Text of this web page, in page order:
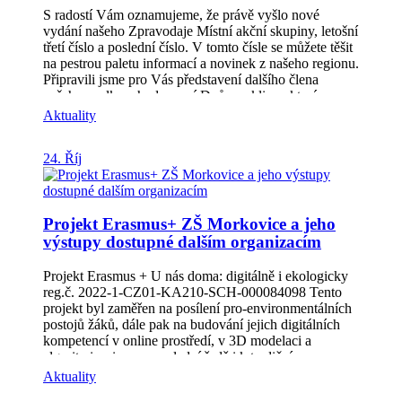
S radostí Vám oznamujeme, že právě vyšlo nové
vydání našeho Zpravodaje Místní akční skupiny, letošní
třetí číslo a poslední číslo. V tomto čísle se můžete těšit
na pestrou paletu informací a novinek z našeho regionu.
Připravili jsme pro Vás představení dalšího člena
našeho spolku, zhodnocení Dnů pro klima, které se
uskutečnily v říjny, shrnutí spousty akcí realizovaných
díky projektu z OPZ+ a informace o plánovaných
zde: Zpravodaj MAS | MAS Hříběcí hory
(hribecihory.cz) Děkujeme Vám za Vaši podporu a
těšíme se na Vaše ohlasy! S pozdravem, Tým Místní
Aktuality
24. Říj
Projekt Erasmus+ ZŠ Morkovice a jeho
výstupy dostupné dalším organizacím
Projekt Erasmus + U nás doma: digitálně i ekologicky
reg.č. 2022-1-CZ01-KA210-SCH-000084098 Tento
projekt byl zaměřen na posílení pro-environmentálních
postojů žáků, dále pak na budování jejich digitálních
kompetencí v online prostředí, v 3D modelaci a
algoritmizaci a v neposlední řadě i k tradičním
postupům výroby v rámci oblasti industriálního a
kulturního dědictví.Dle našeho názoru je pro příští
Aktuality